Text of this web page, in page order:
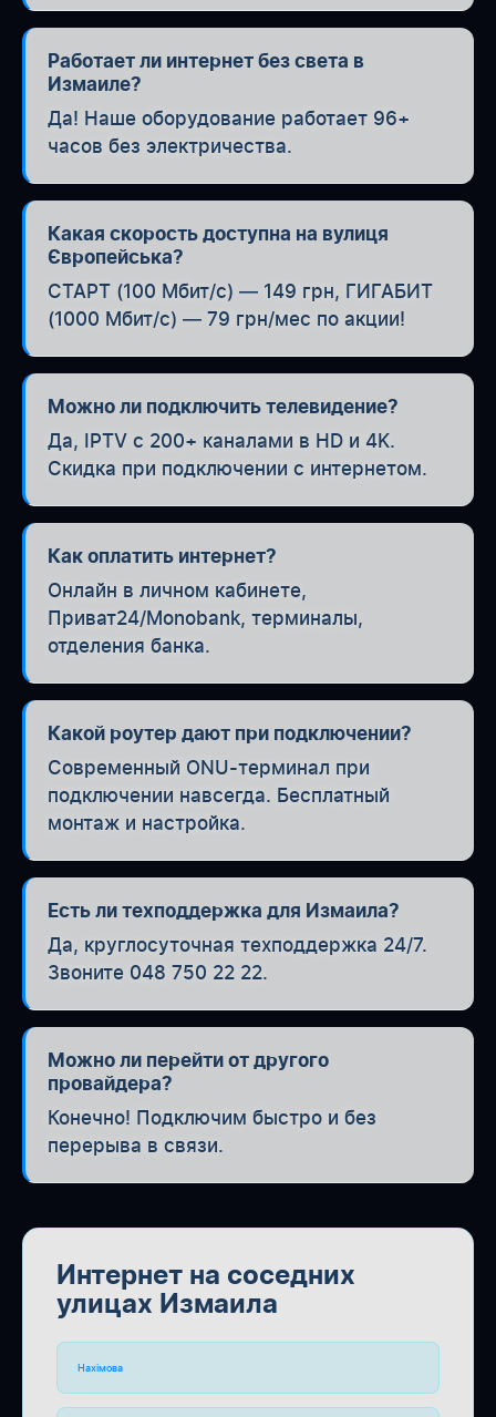
Работает ли интернет без света в
Измаиле?
Да! Наше оборудование работает 96+
часов без электричества.
Какая скорость доступна на вулиця
Європейська?
СТАРТ (100 Мбит/с) — 149 грн, ГИГАБИТ
(1000 Мбит/с) — 79 грн/мес по акции!
Можно ли подключить телевидение?
Да, IPTV с 200+ каналами в HD и 4K.
Скидка при подключении с интернетом.
Как оплатить интернет?
Онлайн в личном кабинете,
Приват24/Monobank, терминалы,
отделения банка.
Какой роутер дают при подключении?
Современный ONU-терминал при
подключении навсегда. Бесплатный
монтаж и настройка.
Есть ли техподдержка для Измаила?
Да, круглосуточная техподдержка 24/7.
Звоните 048 750 22 22.
Можно ли перейти от другого
провайдера?
Конечно! Подключим быстро и без
перерыва в связи.
Интернет на соседних
улицах Измаила
Нахімова